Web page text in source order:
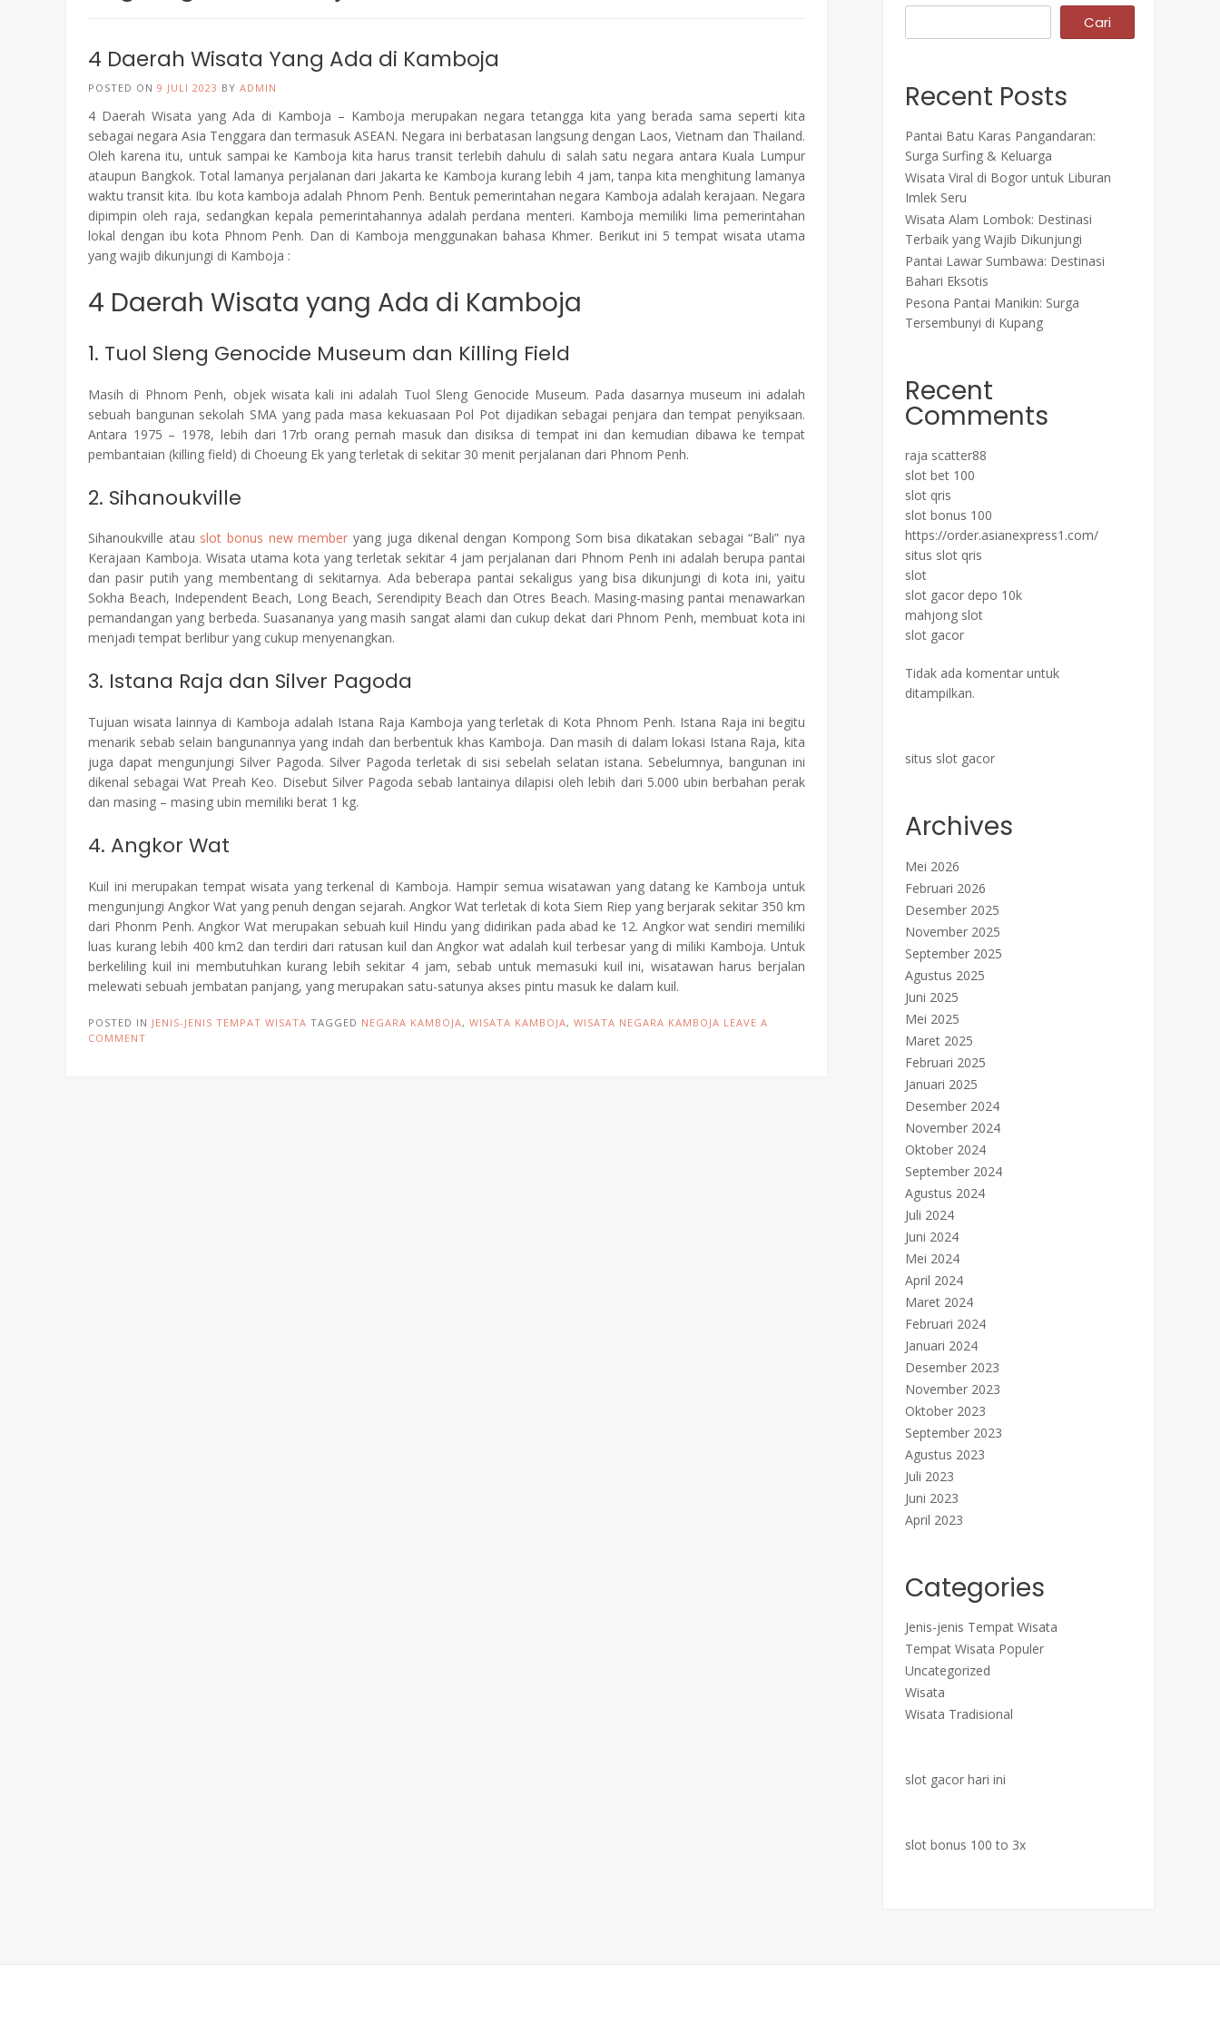
4 Daerah Wisata Yang Ada di Kamboja
POSTED ON 9 JULI 2023 BY ADMIN
4 Daerah Wisata yang Ada di Kamboja – Kamboja merupakan negara tetangga kita yang berada sama seperti kita
sebagai negara Asia Tenggara dan termasuk ASEAN. Negara ini berbatasan langsung dengan Laos, Vietnam dan Thailand.
Oleh karena itu, untuk sampai ke Kamboja kita harus transit terlebih dahulu di salah satu negara antara Kuala Lumpur
ataupun Bangkok. Total lamanya perjalanan dari Jakarta ke Kamboja kurang lebih 4 jam, tanpa kita menghitung lamanya
waktu transit kita. Ibu kota kamboja adalah Phnom Penh. Bentuk pemerintahan negara Kamboja adalah kerajaan. Negara
dipimpin oleh raja, sedangkan kepala pemerintahannya adalah perdana menteri. Kamboja memiliki lima pemerintahan
lokal dengan ibu kota Phnom Penh. Dan di Kamboja menggunakan bahasa Khmer. Berikut ini 5 tempat wisata utama
yang wajib dikunjungi di Kamboja :
4 Daerah Wisata yang Ada di Kamboja
1. Tuol Sleng Genocide Museum dan Killing Field
Masih di Phnom Penh, objek wisata kali ini adalah Tuol Sleng Genocide Museum. Pada dasarnya museum ini adalah
sebuah bangunan sekolah SMA yang pada masa kekuasaan Pol Pot dijadikan sebagai penjara dan tempat penyiksaan.
Antara 1975 – 1978, lebih dari 17rb orang pernah masuk dan disiksa di tempat ini dan kemudian dibawa ke tempat
pembantaian (killing field) di Choeung Ek yang terletak di sekitar 30 menit perjalanan dari Phnom Penh.
2. Sihanoukville
Sihanoukville atau slot bonus new member yang juga dikenal dengan Kompong Som bisa dikatakan sebagai “Bali” nya
Kerajaan Kamboja. Wisata utama kota yang terletak sekitar 4 jam perjalanan dari Phnom Penh ini adalah berupa pantai
dan pasir putih yang membentang di sekitarnya. Ada beberapa pantai sekaligus yang bisa dikunjungi di kota ini, yaitu
Sokha Beach, Independent Beach, Long Beach, Serendipity Beach dan Otres Beach. Masing-masing pantai menawarkan
pemandangan yang berbeda. Suasananya yang masih sangat alami dan cukup dekat dari Phnom Penh, membuat kota ini
menjadi tempat berlibur yang cukup menyenangkan.
3. Istana Raja dan Silver Pagoda
Tujuan wisata lainnya di Kamboja adalah Istana Raja Kamboja yang terletak di Kota Phnom Penh. Istana Raja ini begitu
menarik sebab selain bangunannya yang indah dan berbentuk khas Kamboja. Dan masih di dalam lokasi Istana Raja, kita
juga dapat mengunjungi Silver Pagoda. Silver Pagoda terletak di sisi sebelah selatan istana. Sebelumnya, bangunan ini
dikenal sebagai Wat Preah Keo. Disebut Silver Pagoda sebab lantainya dilapisi oleh lebih dari 5.000 ubin berbahan perak
dan masing – masing ubin memiliki berat 1 kg.
4. Angkor Wat
Kuil ini merupakan tempat wisata yang terkenal di Kamboja. Hampir semua wisatawan yang datang ke Kamboja untuk
mengunjungi Angkor Wat yang penuh dengan sejarah. Angkor Wat terletak di kota Siem Riep yang berjarak sekitar 350 km
dari Phonm Penh. Angkor Wat merupakan sebuah kuil Hindu yang didirikan pada abad ke 12. Angkor wat sendiri memiliki
luas kurang lebih 400 km2 dan terdiri dari ratusan kuil dan Angkor wat adalah kuil terbesar yang di miliki Kamboja. Untuk
berkeliling kuil ini membutuhkan kurang lebih sekitar 4 jam, sebab untuk memasuki kuil ini, wisatawan harus berjalan
melewati sebuah jembatan panjang, yang merupakan satu-satunya akses pintu masuk ke dalam kuil.
POSTED IN JENIS-JENIS TEMPAT WISATA TAGGED NEGARA KAMBOJA, WISATA KAMBOJA, WISATA NEGARA KAMBOJA LEAVE A
COMMENT
Cari
Recent Posts
Pantai Batu Karas Pangandaran:
Surga Surfing & Keluarga
Wisata Viral di Bogor untuk Liburan
Imlek Seru
Wisata Alam Lombok: Destinasi
Terbaik yang Wajib Dikunjungi
Pantai Lawar Sumbawa: Destinasi
Bahari Eksotis
Pesona Pantai Manikin: Surga
Tersembunyi di Kupang
Recent
Comments
raja scatter88
slot bet 100
slot qris
slot bonus 100
https://order.asianexpress1.com/
situs slot qris
slot
slot gacor depo 10k
mahjong slot
slot gacor
Tidak ada komentar untuk
ditampilkan.
situs slot gacor
Archives
Mei 2026
Februari 2026
Desember 2025
November 2025
September 2025
Agustus 2025
Juni 2025
Mei 2025
Maret 2025
Februari 2025
Januari 2025
Desember 2024
November 2024
Oktober 2024
September 2024
Agustus 2024
Juli 2024
Juni 2024
Mei 2024
April 2024
Maret 2024
Februari 2024
Januari 2024
Desember 2023
November 2023
Oktober 2023
September 2023
Agustus 2023
Juli 2023
Juni 2023
April 2023
Categories
Jenis-jenis Tempat Wisata
Tempat Wisata Populer
Uncategorized
Wisata
Wisata Tradisional
slot gacor hari ini
slot bonus 100 to 3x